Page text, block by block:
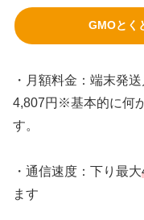
GMOとく
・月額料金：端末発
4,807円※基本的に何
す。
・通信速度：下り最大
ます